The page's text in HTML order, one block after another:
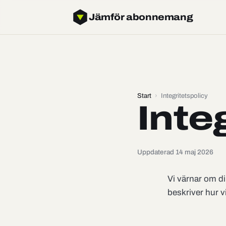
Jämför abonnemang
Start › Integritetspolicy
Uppdaterad 14 maj 2026
Vi värnar om
beskriver hur